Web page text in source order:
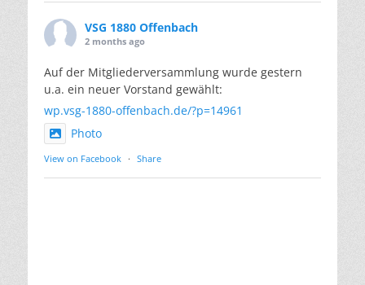
VSG 1880 Offenbach
2 months ago
Auf der Mitgliederversammlung wurde gestern
u.a. ein neuer Vorstand gewählt:
wp.vsg-1880-offenbach.de/?p=14961
Photo
View on Facebook · Share